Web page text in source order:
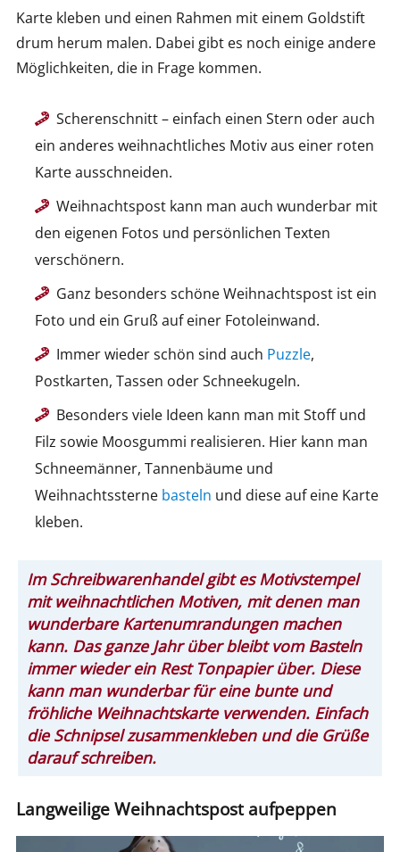
Karte kleben und einen Rahmen mit einem Goldstift
drum herum malen. Dabei gibt es noch einige andere
Möglichkeiten, die in Frage kommen.
Scherenschnitt – einfach einen Stern oder auch
ein anderes weihnachtliches Motiv aus einer roten
Karte ausschneiden.
Weihnachtspost kann man auch wunderbar mit
den eigenen Fotos und persönlichen Texten
verschönern.
Ganz besonders schöne Weihnachtspost ist ein
Foto und ein Gruß auf einer Fotoleinwand.
Immer wieder schön sind auch Puzzle,
Postkarten, Tassen oder Schneekugeln.
Besonders viele Ideen kann man mit Stoff und
Filz sowie Moosgummi realisieren. Hier kann man
Schneemänner, Tannenbäume und
Weihnachtssterne basteln und diese auf eine Karte
kleben.
Im Schreibwarenhandel gibt es Motivstempel
mit weihnachtlichen Motiven, mit denen man
wunderbare Kartenumrandungen machen
kann. Das ganze Jahr über bleibt vom Basteln
immer wieder ein Rest Tonpapier über. Diese
kann man wunderbar für eine bunte und
fröhliche Weihnachtskarte verwenden. Einfach
die Schnipsel zusammenkleben und die Grüße
darauf schreiben.
Langweilige Weihnachtspost aufpeppen